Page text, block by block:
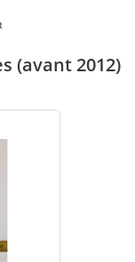
(avant 2012)